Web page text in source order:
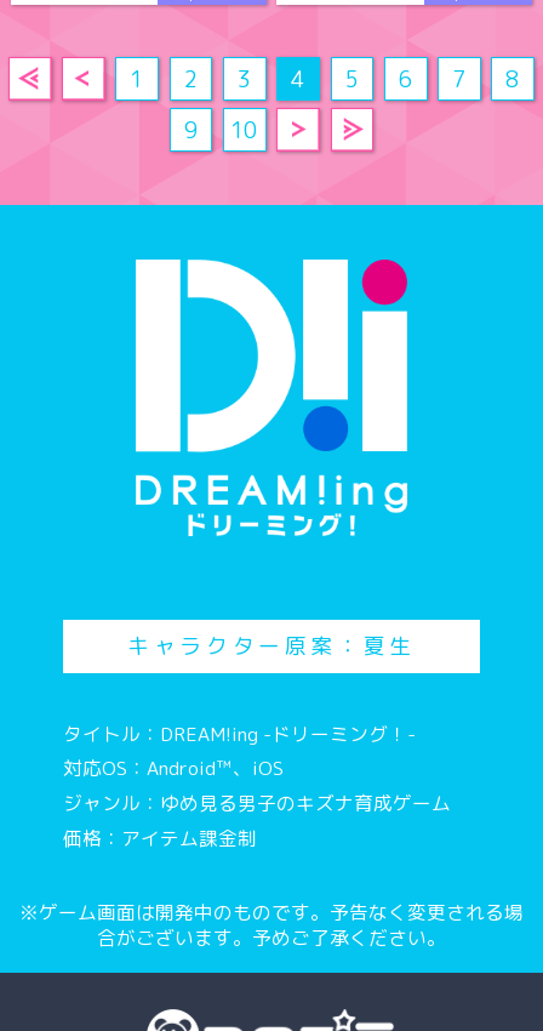
1 2 3 4 5 6 7
8
9
10
キャラクター原案：夏生
タイトル：DREAM!ing -ドリーミング！-
対応OS：Android™、iOS
ジャンル：ゆめ見る男子のキズナ育成ゲーム
価格：アイテム課金制
※ゲーム画面は開発中のものです。予告なく変更される場
合がございます。予めご了承ください。